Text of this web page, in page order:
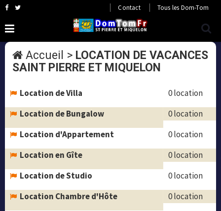
Contact Tous les Dom-Tom
Accueil > LOCATION DE VACANCES
SAINT PIERRE ET MIQUELON
Location de Villa
0 location
Location de Bungalow
0 location
Location d'Appartement
0 location
Location en Gîte
0 location
Location de Studio
0 location
Location Chambre d'Hôte
0 location